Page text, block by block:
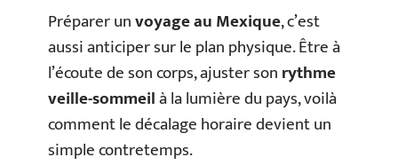
Préparer unvoyage au Mexique, c’est
aussi anticiper sur le plan physique. Être à
l’écoute de son corps, ajuster sonrythme
veille-sommeilà la lumière du pays, voilà
comment le décalage horaire devient un
simple contretemps.